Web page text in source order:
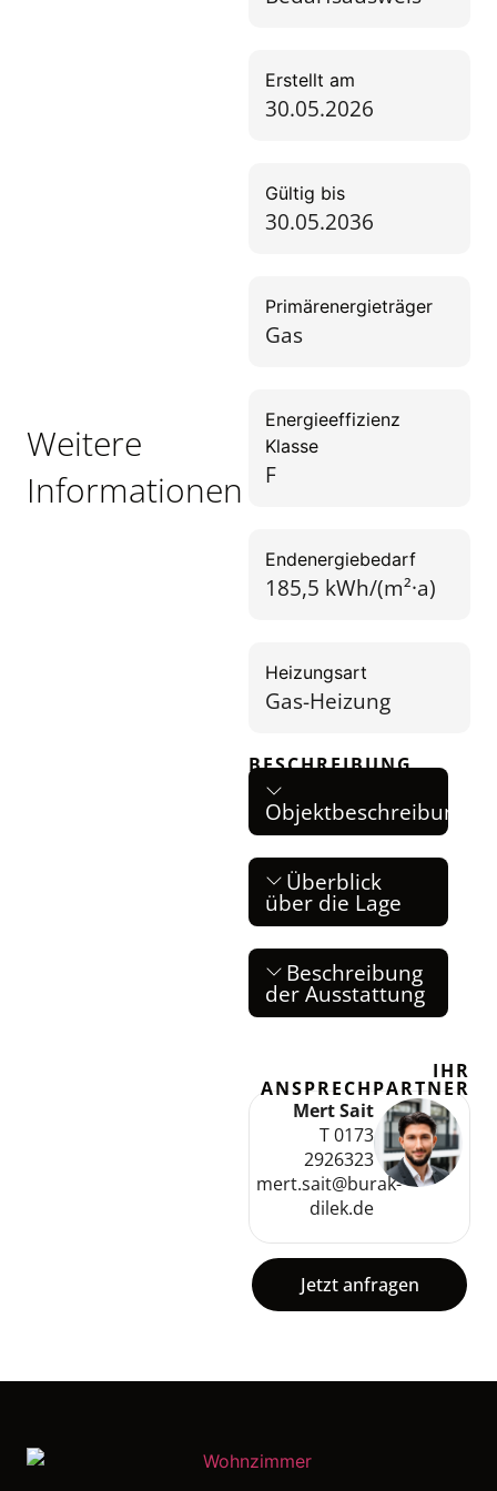
Weitere
Informationen
Erstellt am
30.05.2026
Gültig bis
30.05.2036
Primärenergieträger
Gas
Energieeffizienz
Klasse
F
Endenergiebedarf
185,5 kWh/(m²·a)
Heizungsart
Gas-Heizung
BESCHREIBUNG
Objektbeschreibung
Überblick
über die Lage
Beschreibung
der Ausstattung
IHR
ANSPRECHPARTNER
Mert Sait
T 0173
2926323
mert.sait@burak-
dilek.de
Jetzt anfragen